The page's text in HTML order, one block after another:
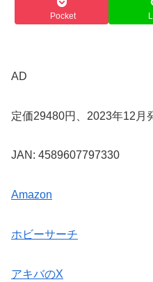
Pocket
AD
定価29480円、2023年12月
JAN: 4589607797330
Amazon
ホビーサーチ
アキバのX